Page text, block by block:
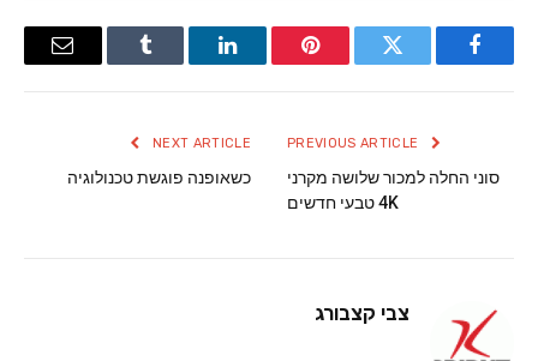
Facebook
Twitter
Pinterest
LinkedIn
Tumblr
Email
סוני החלה למכור שלושה מקרני
4K טבעי חדשים
NEXT ARTICLE
כשאופנה פוגשת טכנולוגיה
צבי קצבורג